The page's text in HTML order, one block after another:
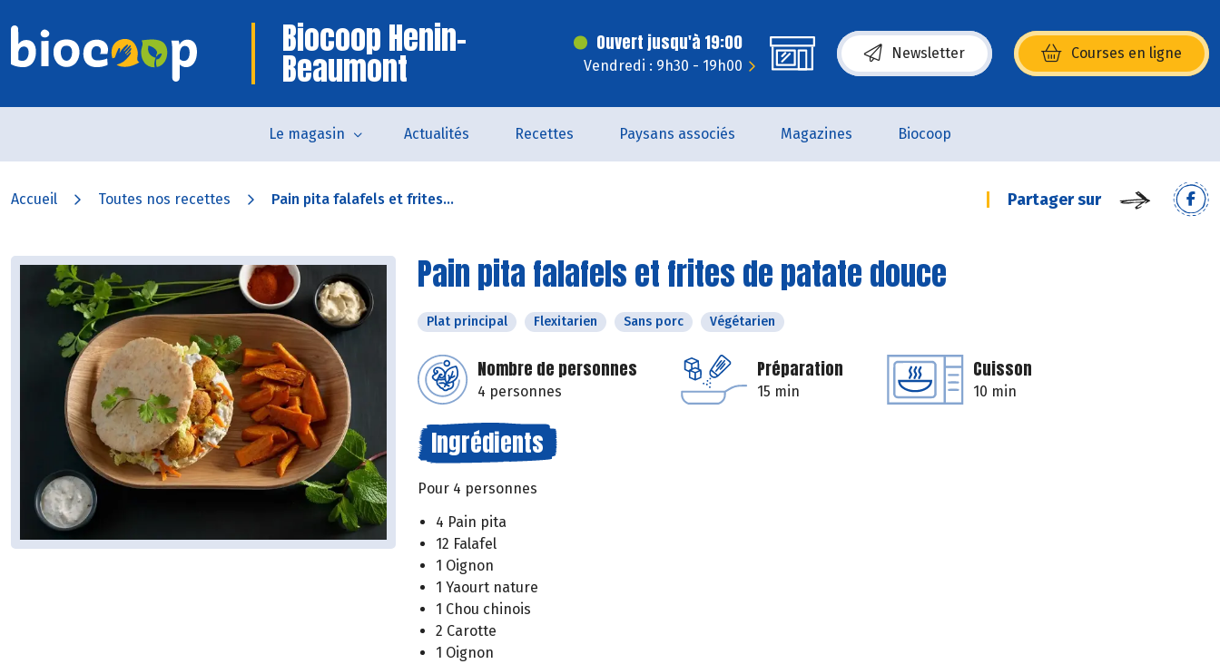
Biocoop Henin-
Beaumont
Ouvert jusqu'à 19:00
Vendredi : 9h30 - 19h00
Newsletter Courses en ligne
(s’ouvre dans une nouvelle fenêtre)
Le magasin Actualités Recettes Paysans associés Magazines Biocoop
Accueil Toutes nos recettes Pain pita falafels et frites... Partager sur
Pain pita falafels et frites de patate douce
Plat principal Flexitarien Sans porc Végétarien
Nombre de personnes
4 personnes
Préparation
15 min
Cuisson
10 min
Ingrédients
Pour 4 personnes
4 Pain pita
12 Falafel
1 Oignon
1 Yaourt nature
1 Chou chinois
2 Carotte
1 Oignon